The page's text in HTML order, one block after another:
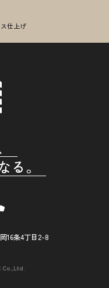
仕上げ
る。
16条4丁目2-8
Co.,Ltd.